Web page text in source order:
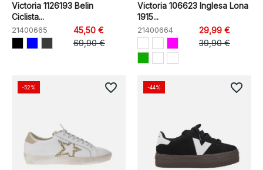
Victoria 1126193 Belin
Ciclista...
21400665
45,50 €
69,90 €
Victoria 106623 Inglesa Lona
1915...
21400664
29,99 €
39,90 €
-52% favorite_border -44% favorite_border